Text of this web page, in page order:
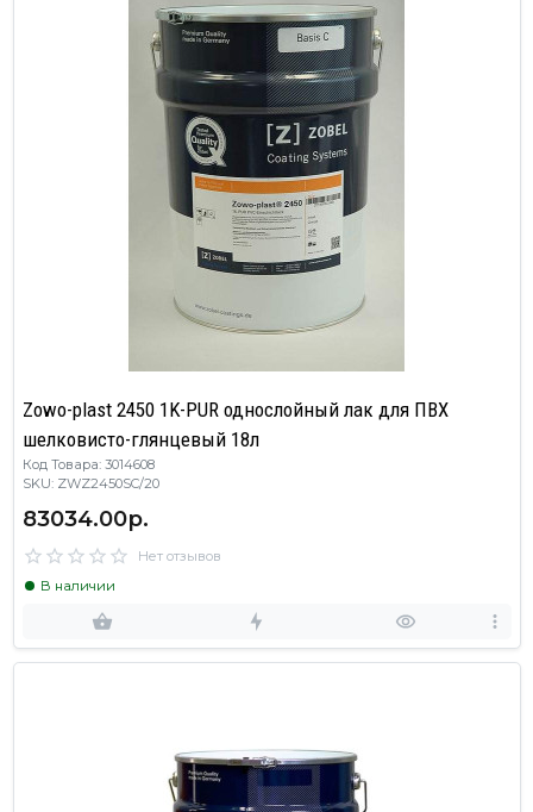
Zowo-plast 2450 1K-PUR однослойный лак для ПВХ
шелковисто-глянцевый 18л
Код Товара: 3014608
SKU: ZWZ2450SC/20
83034.00р.
Нет отзывов
В наличии